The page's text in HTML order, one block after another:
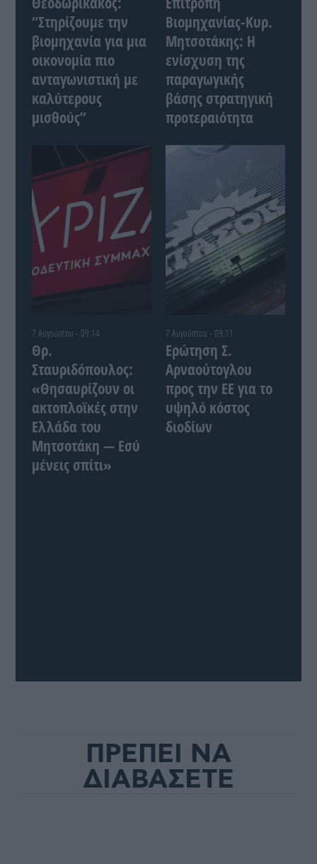
“Στηρίζουμε την
βιομηχανία για μια
οικονομία πιο
ανταγωνιστική με
καλύτερους
μισθούς”
Βιομηχανίας-Κυρ.
Μητσοτάκης: Η
ενίσχυση της
παραγωγικής
βάσης στρατηγική
προτεραιότητα
7 Αυγούστου - 09:14
Θρ.
Σταυριδόπουλος:
«Θησαυρίζουν οι
ακτοπλοϊκές στην
Ελλάδα του
Μητσοτάκη — Εσύ
μένεις σπίτι»
7 Αυγούστου - 09:11
Ερώτηση Σ.
Αρναούτογλου
προς την ΕΕ για το
υψηλό κόστος
διοδίων
ΠΡΕΠΕΙ ΝΑ
ΔΙΑΒΑΣΕΤΕ